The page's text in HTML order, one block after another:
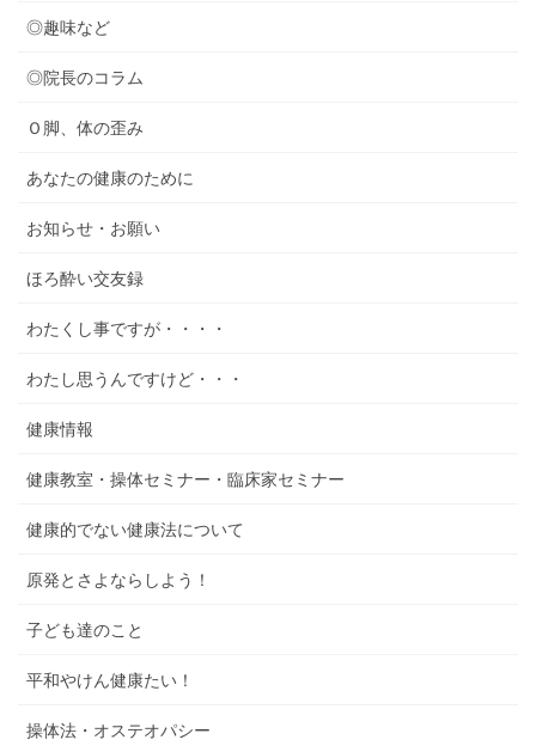
◎趣味など
◎院長のコラム
Ｏ脚、体の歪み
あなたの健康のために
お知らせ・お願い
ほろ酔い交友録
わたくし事ですが・・・・
わたし思うんですけど・・・
健康情報
健康教室・操体セミナー・臨床家セミナー
健康的でない健康法について
原発とさよならしよう！
子ども達のこと
平和やけん健康たい！
操体法・オステオパシー